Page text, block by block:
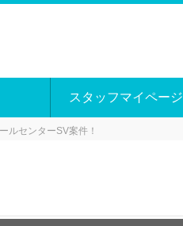
スタッフマイページ
ルセンターSV案件！